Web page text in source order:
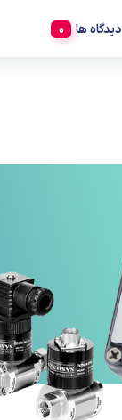
دیدگاه ها